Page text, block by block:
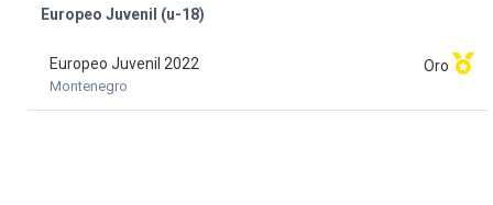
Europeo Juvenil (u-18)
Europeo Juvenil 2022
Montenegro
Oro